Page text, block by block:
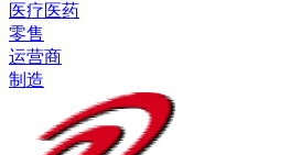
医疗医药
零售
运营商
制造